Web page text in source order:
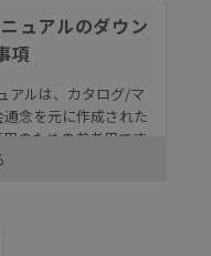
ュアルのダウン
項
アルは、カタログ/マ
念を元に作成された
のための参考用です
いては十分にご配慮
ステム全体として